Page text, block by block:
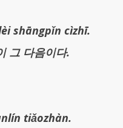
shāngpǐn cìzhī.
그 다음이다.
tiǎozhàn.